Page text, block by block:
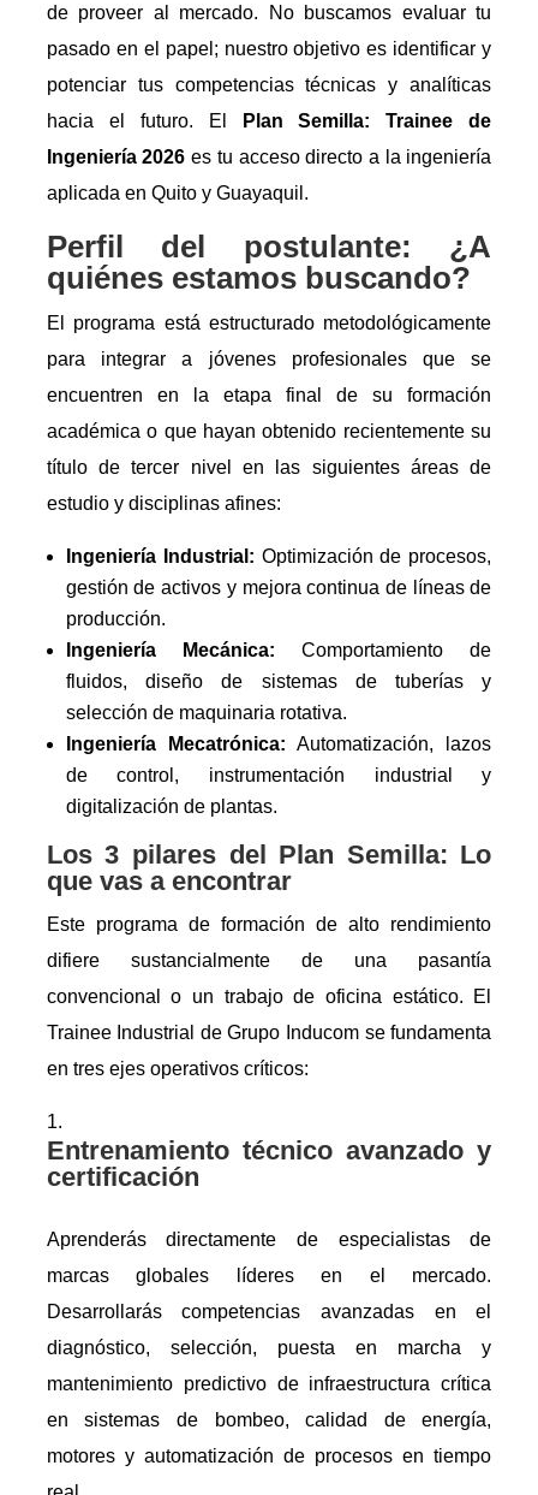
de proveer al mercado. No buscamos evaluar tu
pasado en el papel; nuestro objetivo es identificar y
potenciar tus competencias técnicas y analíticas
hacia el futuro. El
Plan Semilla: Trainee de
Ingeniería 2026 es tu acceso directo a la ingeniería
aplicada en Quito y Guayaquil.
Perfil del postulante: ¿A
quiénes estamos buscando?
El programa está estructurado metodológicamente
para integrar a jóvenes profesionales que se
encuentren en la etapa final de su formación
académica o que hayan obtenido recientemente su
título de tercer nivel en las siguientes áreas de
estudio y disciplinas afines:
Ingeniería Industrial: Optimización de procesos,
gestión de activos y mejora continua de líneas de
producción.
Ingeniería Mecánica: Comportamiento de
fluidos, diseño de sistemas de tuberías y
selección de maquinaria rotativa.
Ingeniería Mecatrónica: Automatización, lazos
de control, instrumentación industrial y
digitalización de plantas.
Los 3 pilares del Plan Semilla: Lo
que vas a encontrar
Este programa de formación de alto rendimiento
difiere sustancialmente de una pasantía
convencional o un trabajo de oficina estático. El
Trainee Industrial de Grupo Inducom se fundamenta
en tres ejes operativos críticos:
Entrenamiento técnico avanzado y
certificación
Aprenderás directamente de especialistas de
marcas globales líderes en el mercado.
Desarrollarás competencias avanzadas en el
diagnóstico, selección, puesta en marcha y
mantenimiento predictivo de infraestructura crítica
en sistemas de bombeo, calidad de energía,
motores y automatización de procesos en tiempo